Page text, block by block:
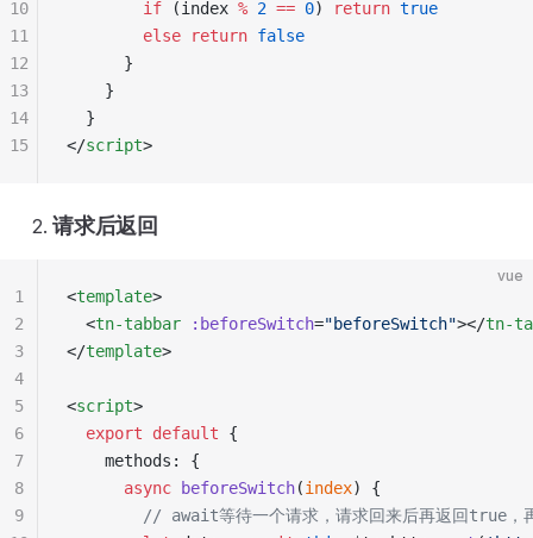
        if
(index % 2 == 0) return true
        else
return false
      }
    }
  }
</script>
10
11
12
13
14
15
请求后返回
vue
<template>
  <
tn-tabbar :beforeSwitch="beforeSwitch"></tn-
</template>
<script>
  export
default {
    methods: {
      async
beforeSwitch(index) {
// await等待一个请求，请求回来后再返回true，
1
2
3
4
5
6
7
8
9